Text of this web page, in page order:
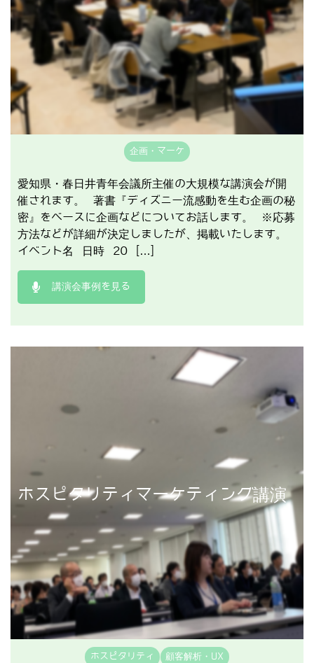
企画・マーケ
愛知県・春日井青年会議所主催の大規模な講演会が開
催されます。 著書『ディズニー流感動を生む企画の秘
密』をベースに企画などについてお話します。 ※応募
方法などが詳細が決定しましたが、掲載いたします。
イベント名 日時 20 […]
講演会事例を見る
ホスピタリティマーケティング講演
講演事例を見る
ホスピタリティ 顧客解析・UX